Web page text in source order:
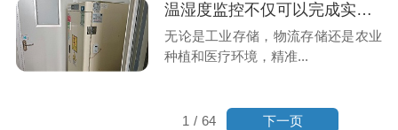
温湿度监控不仅可以完成实时查看数据也能智能预警异常吗?26.7.8
无论是工业存储，物流存储还是农业
种植和医疗环境，精准...
1 / 64 下一页